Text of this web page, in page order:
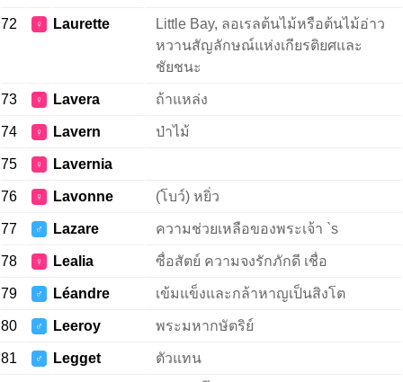
72 ♀ Laurette
Little Bay, ลอเรลต้นไม้หรือต้นไม้อ่าว
หวานสัญลักษณ์แห่งเกียรติยศและ
ชัยชนะ
73 ♀ Lavera ถ้าแหล่ง
74 ♀ Lavern ป่าไม้
75 ♀ Lavernia
76 ♀ Lavonne (โบว์) หยิ่ว
77 ♂ Lazare ความช่วยเหลือของพระเจ้า `s
78 ♀ Lealia ซื่อสัตย์ ความจงรักภักดี เชื่อ
79 ♂ Léandre เข้มแข็งและกล้าหาญเป็นสิงโต
80 ♂ Leeroy พระมหากษัตริย์
81 ♂ Legget ตัวแทน